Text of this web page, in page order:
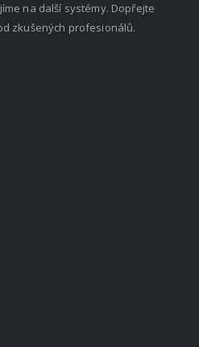
na další systémy. Dopřejte
zkušených profesionálů.